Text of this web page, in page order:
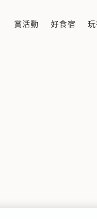
賞活動 好食宿